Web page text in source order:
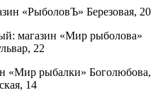
«РыболовЪ» Березовая, 20
магазин «Мир рыболова»
22
«Мир рыбалки» Боголюбова,
14